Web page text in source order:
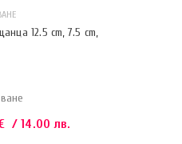
12.5 cm, 7.5 cm,
/ 14.00 лв.